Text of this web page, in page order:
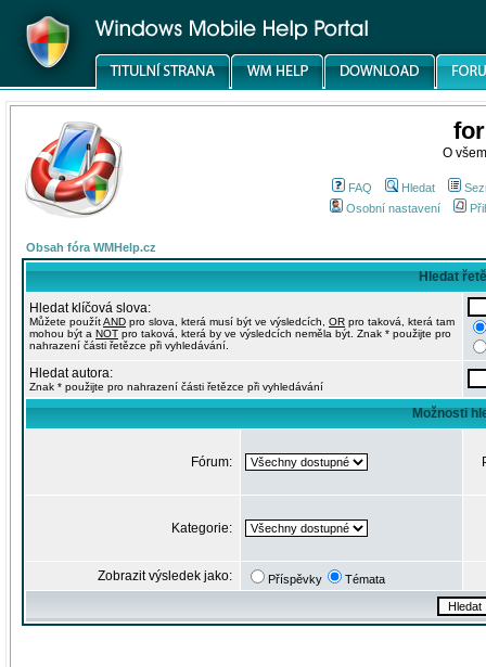
O
FAQ Hledat
Osobní nastavení
Obsah fóra WMHelp.cz
Hledat
Hledat klíčová slova:
Můžete použítAND pro slova, která musí být ve výsledcích, OR pro taková, která tam
mohou být a NOT pro taková, která by ve výsledcích neměla být. Znak * použijte pro
nahrazení části řetězce při vyhledávání.
Hledat autora:
Znak * použijte pro nahrazení části řetězce při vyhledávání
Možnosti
Fórum:
Kategorie:
Zobrazit výsledek jako: Příspěvky Témata